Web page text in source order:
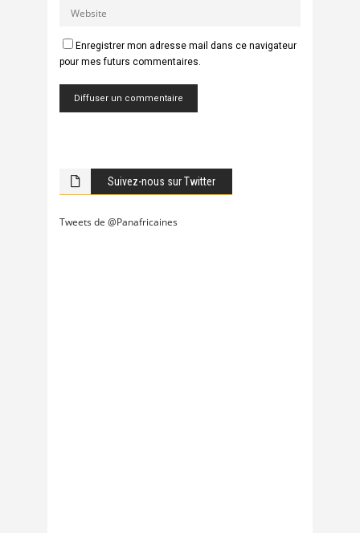
Enregistrer mon adresse mail dans ce navigateur
pour mes futurs commentaires.
Suivez-nous sur Twitter
Tweets de @Panafricaines